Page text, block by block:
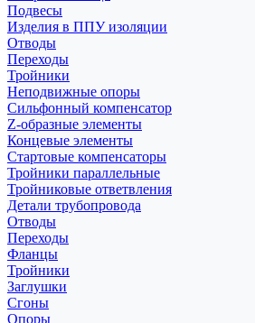
Подвесы
Изделия в ППУ изоляции
Отводы
Переходы
Тройники
Неподвижные опоры
Cильфонный компенсатор
Z-образные элементы
Концевые элементы
Стартовые компенсаторы
Тройники параллельные
Тройниковые ответвления
Детали трубопровода
Отводы
Переходы
Фланцы
Тройники
Заглушки
Сгоны
Опоры